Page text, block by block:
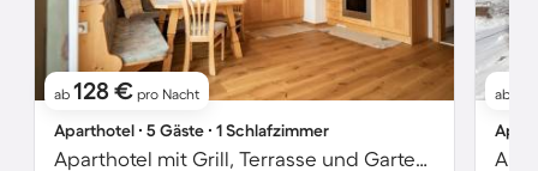
ab 128 € pro Nacht
Aparthotel ∙ 5 Gäste ∙ 1 Schlafzimmer
Aparthotel mit Grill, Terrasse und Garten | Bergblick
ab